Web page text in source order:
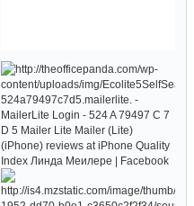
524a79497c7d5.mailerlite. -
MailerLite Login - 524 A 79497 C 7
D 5 Mailer Lite Mailer (Lite)
(iPhone) reviews at iPhone Quality
Index Линда Меилере | Facebook